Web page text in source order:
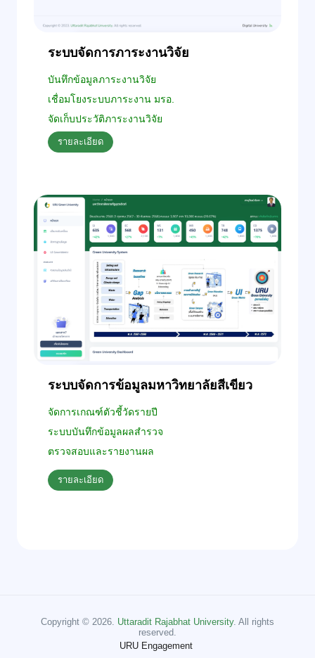
ระบบจัดการภาระงานวิจัย
บันทึกข้อมูลภาระงานวิจัย
เชื่อมโยงระบบภาระงาน มรอ.
จัดเก็บประวัติภาระงานวิจัย
รายละเอียด
ระบบจัดการข้อมูลมหาวิทยาลัยสีเขียว
จัดการเกณฑ์ตัวชี้วัดรายปี
ระบบบันทึกข้อมูลผลสำรวจ
ตรวจสอบและรายงานผล
รายละเอียด
Copyright © 2026. Uttaradit Rajabhat University. All rights
reserved.
URU Engagement